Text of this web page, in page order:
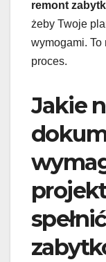
remont
żeby Twoje
wymogami. To
proces.
Jakie